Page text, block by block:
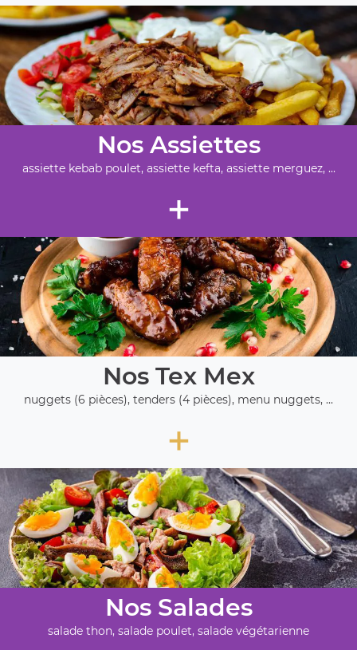
Nos Assiettes
assiette kebab poulet, assiette kefta, assiette merguez, ...
+
Nos Tex Mex
nuggets (6 pièces), tenders (4 pièces), menu nuggets, ...
+
Nos Salades
salade thon, salade poulet, salade végétarienne